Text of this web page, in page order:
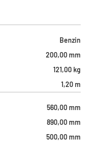
Benzin
200,00 mm
121,00 kg
1,20 m
560,00 mm
890,00 mm
500,00 mm